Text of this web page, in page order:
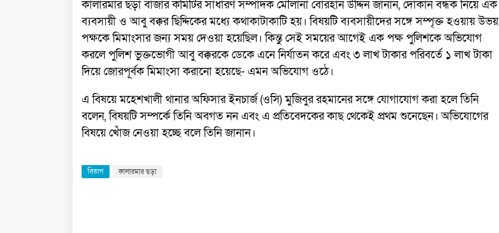
কালারমার ছড়া বাজার কমিটির সাধারণ সম্পাদক মৌলানা বোরহান উদ্দিন জানান, দোকান বন্ধক নিয়ে এক
ব্যবসায়ী ও আবু বক্কর ছিদ্দিকের মধ্যে কথাকাটাকাটি হয়। বিষয়টি ব্যবসায়ীদের সঙ্গে সম্পৃক্ত হওয়ায় উভয়
পক্ষকে মিমাংসার জন্য সময় দেওয়া হয়েছিল। কিন্তু সেই সময়ের আগেই এক পক্ষ পুলিশকে অভিযোগ
করলে পুলিশ ভুক্তভোগী আবু বক্করকে ডেকে এনে নির্যাতন করে এবং ৩ লাখ টাকার পরিবর্তে ১ লাখ টাকা
দিয়ে জোরপূর্বক মিমাংসা করানো হয়েছে- এমন অভিযোগ ওঠে।
এ বিষয়ে মহেশখালী থানার অফিসার ইনচার্জ (ওসি) মুজিবুর রহমানের সঙ্গে যোগাযোগ করা হলে তিনি
বলেন, বিষয়টি সম্পর্কে তিনি অবগত নন এবং এ প্রতিবেদকের কাছ থেকেই প্রথম শুনেছেন। অভিযোগের
বিষয়ে খোঁজ নেওয়া হচ্ছে বলে তিনি জানান।
বিভাগ কালারমার ছড়া